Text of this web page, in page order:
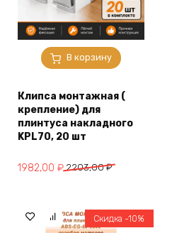
В корзину
Клипса монтажная (
крепление) для
плинтуса накладного
KPL70, 20 шт
2203,00₽
Первоначальная
2203,00 ₽.
1982,00 ₽
Текущая
Скидка -10%